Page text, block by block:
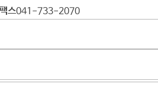
팩스 041-733-2070